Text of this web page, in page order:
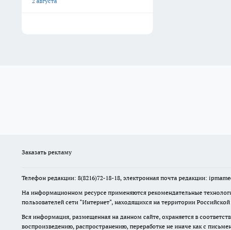
Заказать рекламу
Телефон редакции: 8(8216)72-18-18, электронная почта редакции:
На информационном ресурсе применяются рекомендательные
пользователей сети "Интернет", находящихся на территории
Вся информация, размещенная на данном сайте, охраняется в
воспроизведению, распространению, переработке не иначе как с